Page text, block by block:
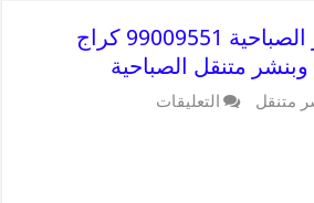
افضل خدمة بنشر الصباحية 99009551 كراج
متنقل الصباحية
متنقل التعليقات